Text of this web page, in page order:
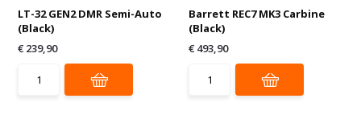
LT-32 GEN2 DMR Semi-Auto
(Black)
€ 239,90
Barrett REC7 MK3 Carbine
(Black)
€ 493,90